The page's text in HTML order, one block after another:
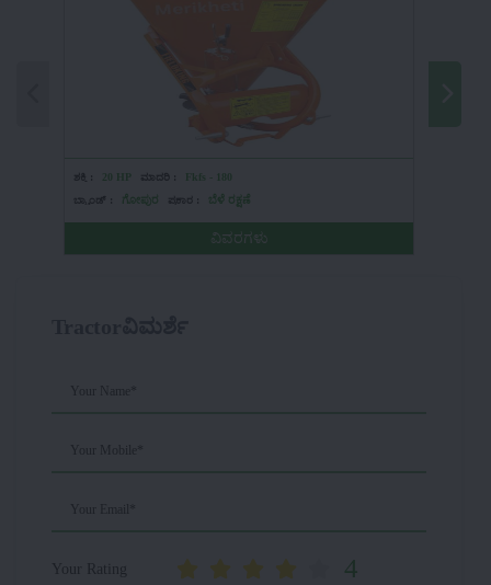
ಶಕ್ತಿ : 20 HP ಮಾದರಿ :
Fkfs - 180
ಬ್ರ್ಯಾಂಡ್ :
ಗೋಪುರ ಪ್ರಕಾರ : ಬೆಳೆ ರಕ್ಷಣೆ
ವಿವರಗಳು
Your Name*
Your Mobile*
Your Email*
Your Rating 4